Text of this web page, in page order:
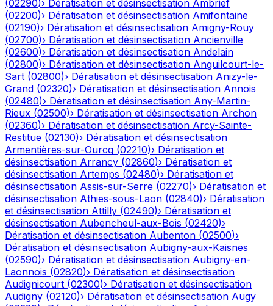
(02290)› Dératisation et désinsectisation Ambrief
(02200)› Dératisation et désinsectisation Amifontaine
(02190)› Dératisation et désinsectisation Amigny-Rouy
(02700)› Dératisation et désinsectisation Ancienville
(02600)› Dératisation et désinsectisation Andelain
(02800)› Dératisation et désinsectisation Anguilcourt-le-
Sart (02800)› Dératisation et désinsectisation Anizy-le-
Grand (02320)› Dératisation et désinsectisation Annois
(02480)› Dératisation et désinsectisation Any-Martin-
Rieux (02500)› Dératisation et désinsectisation Archon
(02360)› Dératisation et désinsectisation Arcy-Sainte-
Restitue (02130)› Dératisation et désinsectisation
Armentières-sur-Ourcq (02210)› Dératisation et
désinsectisation Arrancy (02860)› Dératisation et
désinsectisation Artemps (02480)› Dératisation et
désinsectisation Assis-sur-Serre (02270)› Dératisation et
désinsectisation Athies-sous-Laon (02840)› Dératisation
et désinsectisation Attilly (02490)› Dératisation et
désinsectisation Aubencheul-aux-Bois (02420)›
Dératisation et désinsectisation Aubenton (02500)›
Dératisation et désinsectisation Aubigny-aux-Kaisnes
(02590)› Dératisation et désinsectisation Aubigny-en-
Laonnois (02820)› Dératisation et désinsectisation
Audignicourt (02300)› Dératisation et désinsectisation
Audigny (02120)› Dératisation et désinsectisation Augy